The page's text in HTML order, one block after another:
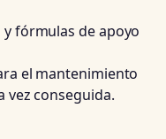
fórmulas de apoyo
el mantenimiento
vez conseguida.